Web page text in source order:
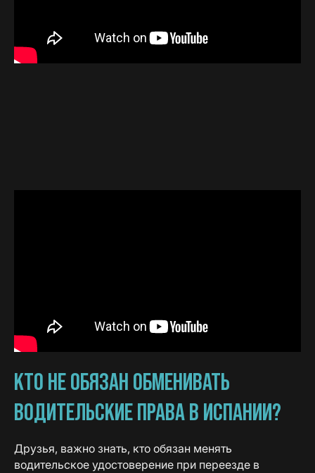
КТО НЕ ОБЯЗАН ОБМЕНИВАТЬ
ВОДИТЕЛЬСКИЕ ПРАВА В ИСПАНИИ?
Друзья, важно знать, кто обязан менять
водительское удостоверение при переезде в